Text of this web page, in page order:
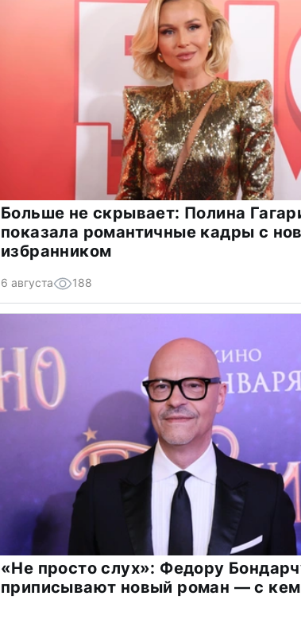
Больше не скрывает: Полина
показала романтичные кадры с
избранником
6 августа 188
«Не просто слух»: Федору
приписывают новый роман — с кем